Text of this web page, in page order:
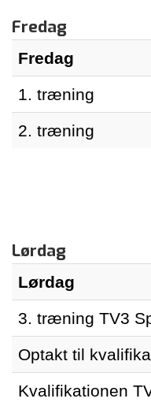
Fredag
Fredag
1. træning
2. træning
Lørdag
Lørdag
3. træning TV3
Optakt til
Kvalifikationen